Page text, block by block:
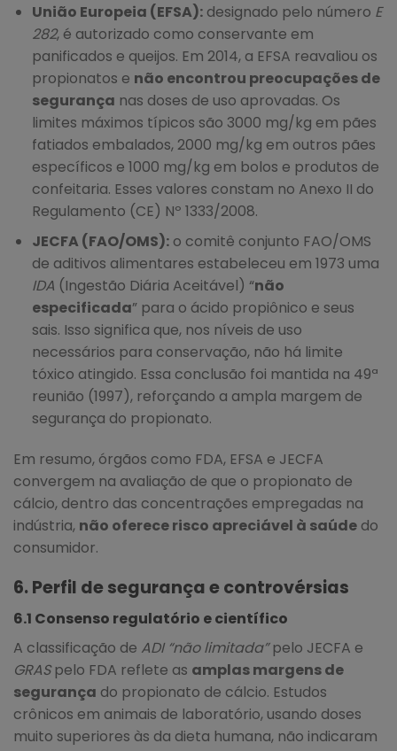
União Europeia (EFSA):designado pelo número E
282, é autorizado como conservante em
panificados e queijos. Em 2014, a EFSA reavaliou os
propionatos e não encontrou preocupações de
segurança nas doses de uso aprovadas. Os
limites máximos típicos são 3000 mg/kg em pães
fatiados embalados, 2000 mg/kg em outros pães
específicos e 1000 mg/kg em bolos e produtos de
confeitaria. Esses valores constam no Anexo II do
Regulamento (CE) Nº 1333/2008.
JECFA (FAO/OMS):o comitê conjunto FAO/OMS
de aditivos alimentares estabeleceu em 1973 uma
IDA (Ingestão Diária Aceitável) “não
especificada” para o ácido propiônico e seus
sais. Isso significa que, nos níveis de uso
necessários para conservação, não há limite
tóxico atingido. Essa conclusão foi mantida na 49ª
reunião (1997), reforçando a ampla margem de
segurança do propionato.
Em resumo, órgãos como FDA, EFSA e JECFA
convergem na avaliação de que o propionato de
cálcio, dentro das concentrações empregadas na
indústria, não oferece risco apreciável à saúde do
consumidor.
6. Perfil de segurança e controvérsias
6.1 Consenso regulatório e científico
A classificação de ADI “não limitada”pelo JECFA e
GRASpelo FDA reflete as amplas margens de
segurança do propionato de cálcio. Estudos
crônicos em animais de laboratório, usando doses
muito superiores às da dieta humana, não indicaram